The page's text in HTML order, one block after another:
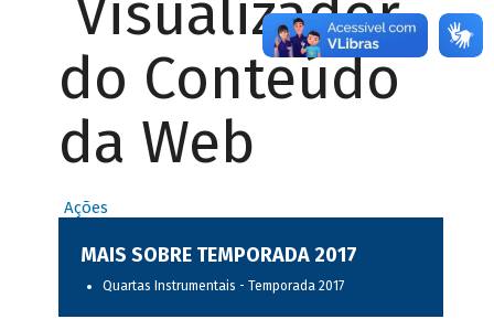
Visualizador
do Conteúdo
da Web
Ações
MAIS SOBRE TEMPORADA 2017
Quartas Instrumentais - Temporada 2017